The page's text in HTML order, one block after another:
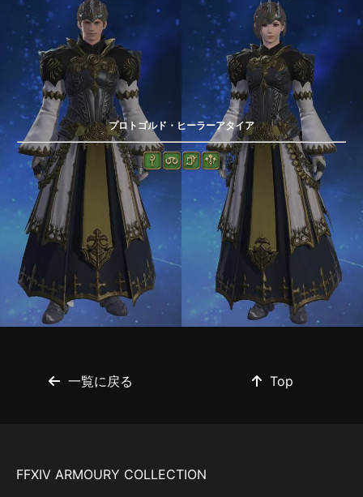
プロトゴルド・ヒーラーアタイア
一覧に戻る Top
FFXIV ARMOURY COLLECTION